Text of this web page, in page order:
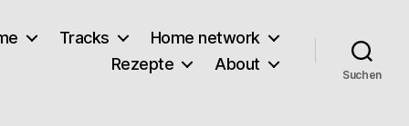
Tracks
Home network
Rezepte
About
Suchen